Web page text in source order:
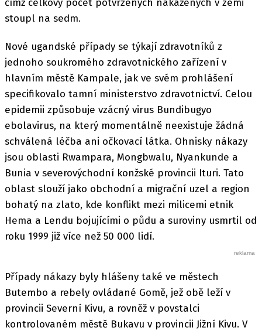
čímž celkový počet potvrzených nakažených v zemi
stoupl na sedm.
Nové ugandské případy se týkají zdravotníků z
jednoho soukromého zdravotnického zařízení v
hlavním městě Kampale, jak ve svém prohlášení
specifikovalo tamní ministerstvo zdravotnictví. Celou
epidemii způsobuje vzácný virus Bundibugyo
ebolavirus, na který momentálně neexistuje žádná
schválená léčba ani očkovací látka. Ohnisky nákazy
jsou oblasti Rwampara, Mongbwalu, Nyankunde a
Bunia v severovýchodní konžské provincii Ituri. Tato
oblast slouží jako obchodní a migrační uzel a region
bohatý na zlato, kde konflikt mezi milicemi etnik
Hema a Lendu bojujícími o půdu a suroviny usmrtil od
roku 1999 již více než 50 000 lidí.
Případy nákazy byly hlášeny také ve městech
Butembo a rebely ovládané Gomě, jež obě leží v
provincii Severní Kivu, a rovněž v povstalci
kontrolovaném městě Bukavu v provincii Jižní Kivu. V